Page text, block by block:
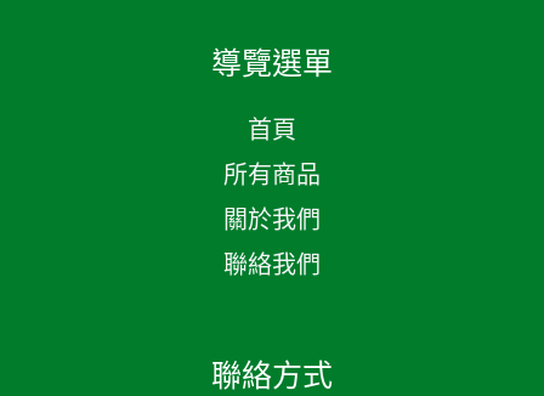
導覽選單
首頁
所有商品
關於我們
聯絡我們
聯絡方式